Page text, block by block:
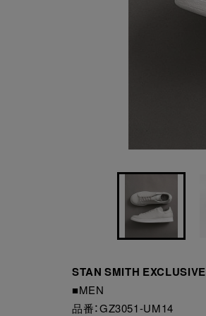
STAN SMITH EXCLUSIVE
■MEN
品番：GZ3051-UM14